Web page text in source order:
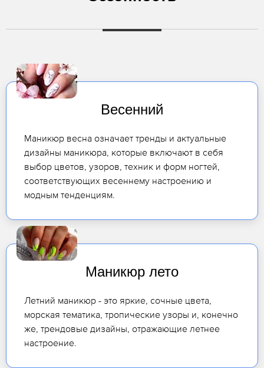
Весенний
Маникюр весна означает тренды и актуальные
дизайны маникюра, которые включают в себя
выбор цветов, узоров, техник и форм ногтей,
соответствующих весеннему настроению и
модным тенденциям.
Маникюр лето
Летний маникюр - это яркие, сочные цвета,
морская тематика, тропические узоры и, конечно
же, трендовые дизайны, отражающие летнее
настроение.